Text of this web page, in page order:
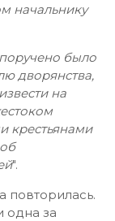
начальнику
было
дворянства,
на
крестьянами
".
повторилась.
одна за